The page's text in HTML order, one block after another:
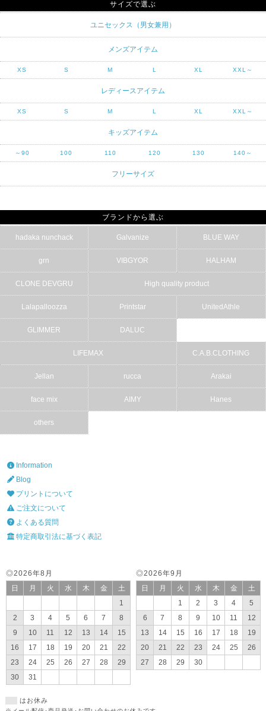
サイズで選ぶ
ユニセックス（男女兼用）
メンズアイテム
XS S M L XL XXL～
レディースアイテム
XS S M L XL XXL～
キッズアイテム
～90 100 110 120 130 140～
フリーサイズ
ブランドから選ぶ
hadaka nunchack Galvanize BLUE WAY
grn VIBGYOR HALHAM
CLONE DEVGRU High quality product
Lalapalloozza Printstar UnitedAthle
GLIMMER DALUC
LIFEMAX C.A.B.CLOTHING
Jellan rucca Arakai
face mix AIMY Hanes
others
Information
Blog
プリントについて
ご注文について
よくある質問
特定商取引法に基づく表記
◎2026年9月
日
月 火 水 木 金
土
1
2 3 4
5
6
7 8 9 10 11
12
13
14 15 16 17 18
19
20
21 22 23 24 25
26
27
28 29 30
◎2026年8月
日
月 火 水 木 金
土
1
2
3 4 5 6 7
8
9
10 11 12 13 14
15
16
17 18 19 20 21
22
23
24 25 26 27 28
29
30
31
はお休み